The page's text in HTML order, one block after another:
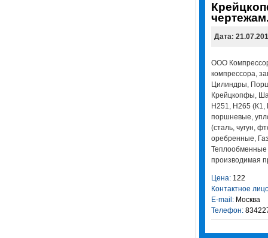
Дата:
ООО
компрессора,
Цилиндры,
Крейцкопфы,
Н251, Н265 (К1,
поршневые,
(сталь, чугун,
оребренные,
производимая
Цена:122
Контактное
E-mail:Москва
Телефон: